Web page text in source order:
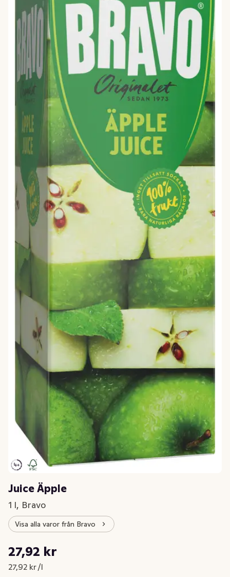
Juice Äpple
1 l, Bravo
Visa alla varor från Bravo
Nuvarande pris är: 27,92 kr
27,92 kr
27,92 kr /l
Styckpris: 27,92 kr /l